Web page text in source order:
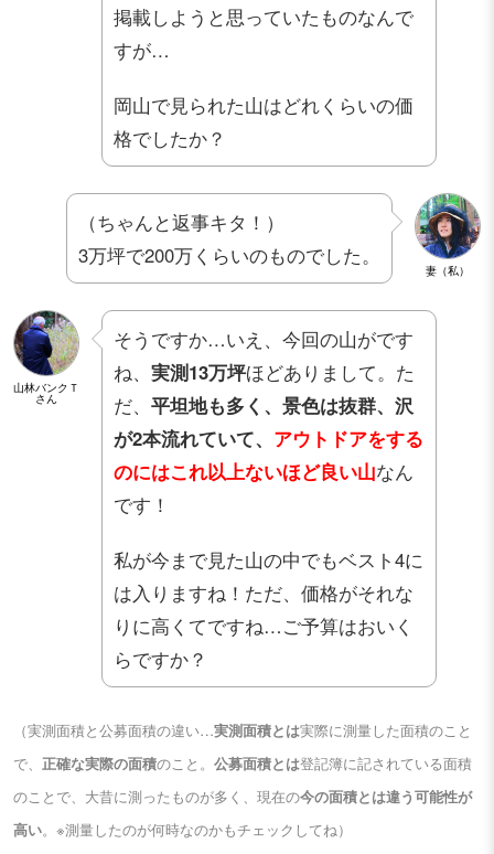
掲載しようと思っていたものなんで
すが…
岡山で見られた山はどれくらいの価
格でしたか？
妻（私）
（ちゃんと返事キタ！）
3万坪で200万くらいのものでした。
山林バンクＴ
さん
そうですか…いえ、今回の山がです
ね、 実測13万坪ほどありまして。た
だ、 平坦地も多く、景色は抜群、沢
が2本流れていて、 アウトドアをする
のにはこれ以上ないほど良い山なん
です！
私が今まで見た山の中でもベスト4に
は入りますね！ただ、価格がそれな
りに高くてですね…ご予算はおいく
らですか？
（実測面積と公募面積の違い…実測面積とは実際に測量した面積のこと
で、 正確な実際の面積のこと。 公募面積とは登記簿に記されている面積
のことで、大昔に測ったものが多く、現在の今の面積とは違う可能性が
高い。※測量したのが何時なのかもチェックしてね）